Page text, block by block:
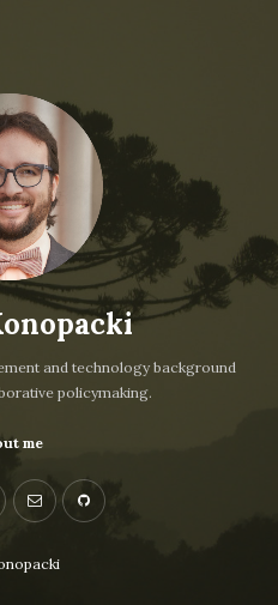
and technology background
policymaking.
me